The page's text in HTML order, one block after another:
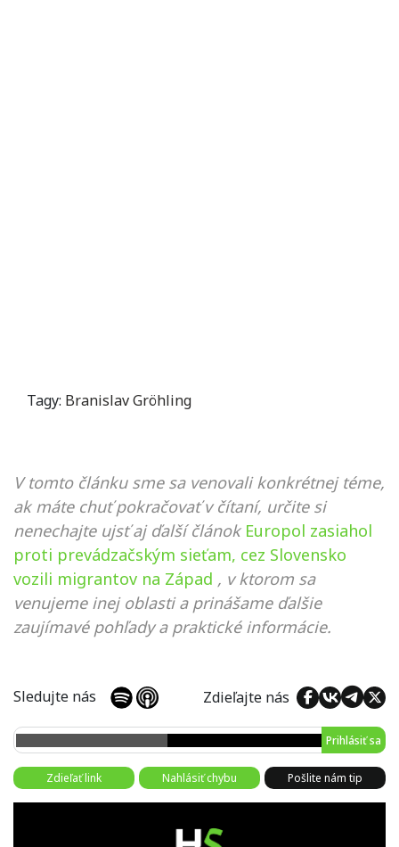
Tagy: Branislav Gröhling
V tomto článku sme sa venovali konkrétnej téme,
ak máte chuť pokračovať v čítaní, určite si
nenechajte ujsť aj ďalší článok Europol zasiahol
proti prevádzačským sieťam, cez Slovensko
vozili migrantov na Západ , v ktorom sa
venujeme inej oblasti a prinášame ďalšie
zaujímavé pohľady a praktické informácie.
Sledujte nás Zdieľajte nás
Prihlásiť sa
Zdieľať link Nahlásiť chybu Pošlite nám tip